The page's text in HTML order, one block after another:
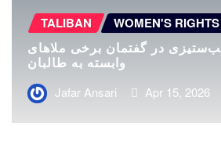
TALIBAN WOMEN'S RIGHTS
در گفتمان برخی ملاهای
وابسته به طالبان
Jafar Ansari Apr 15, 2026